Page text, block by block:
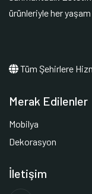
ürünleriyle her yaşam
Tüm Şehirlere
Merak Edilenler
Mobilya
Dekorasyon
İletişim